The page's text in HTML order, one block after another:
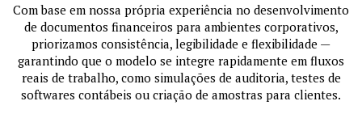
Com base em nossa própria experiência no desenvolvimento
de documentos financeiros para ambientes corporativos,
priorizamos consistência, legibilidade e flexibilidade —
garantindo que o modelo se integre rapidamente em fluxos
reais de trabalho, como simulações de auditoria, testes de
softwares contábeis ou criação de amostras para clientes.